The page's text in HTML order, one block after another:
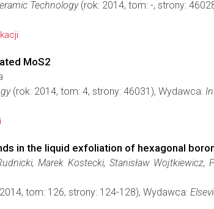
Technology(rok: 2014, tom: -, strony:
MoS2
(rok: 2014, tom: 4, strony: 46031), Wydawca:
in the liquid exfoliation of hexagonal
Marek Kostecki, Stanisław Wojtkiewicz,
tom: 126, strony: 124-128), Wydawca: